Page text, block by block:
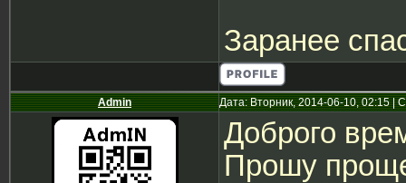
Заранее
Admin Дата: Вторник, 2014-06-10, 02:15 |
Доброго
Прошу